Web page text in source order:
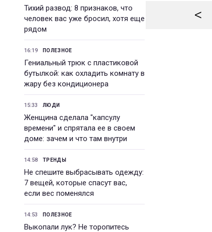
Тихий развод: 8 признаков, что
человек вас уже бросил, хотя еще
рядом
16:19 ПОЛЕЗНОЕ
Гениальный трюк с пластиковой
бутылкой: как охладить комнату в
жару без кондиционера
15:33 ЛЮДИ
Женщина сделала "капсулу
времени" и спрятала ее в своем
доме: зачем и что там внутри
14:58 ТРЕНДЫ
Не спешите выбрасывать одежду:
7 вещей, которые спасут вас,
если вес поменялся
14:53 ПОЛЕЗНОЕ
Выкопали лук? Не торопитесь
<